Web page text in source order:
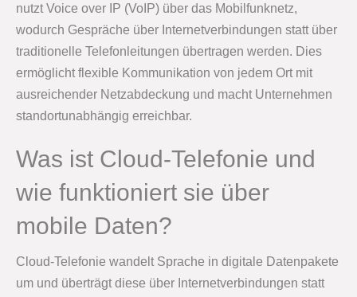
nutzt Voice over IP (VoIP) über das Mobilfunknetz,
wodurch Gespräche über Internetverbindungen statt über
traditionelle Telefonleitungen übertragen werden. Dies
ermöglicht flexible Kommunikation von jedem Ort mit
ausreichender Netzabdeckung und macht Unternehmen
standortunabhängig erreichbar.
Was ist Cloud-Telefonie und
wie funktioniert sie über
mobile Daten?
Cloud-Telefonie wandelt Sprache in digitale Datenpakete
um und überträgt diese über Internetverbindungen statt